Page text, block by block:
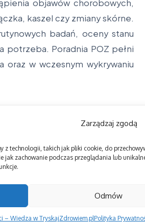
Zarządzaj zgodą
z technologii, takich jak pliki cookie, do
jak zachowanie podczas przeglądania lub
Odmów
– Wiedza w TryskajZdrowiem.plPolityka
objawów chorobowych,
kaszel czy zmiany skórne.
badań, oceny stanu
potrzeba. Poradnia POZ pełni
oraz w wczesnym wykrywaniu
| Zasilane przezMagazyn informacyjny X